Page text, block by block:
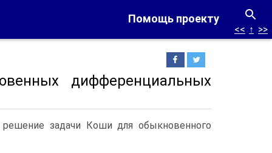
Помощь проекту
<< ↑ >>
дифференциальных
задачи Коши для обыкновенного